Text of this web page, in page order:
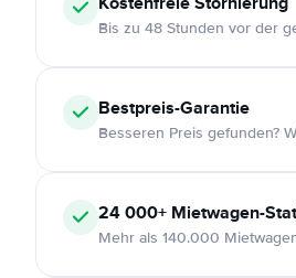
Bis zu 48 Stunden vor der
Bestpreis-Garantie
Besseren Preis gefunden?
24 000+ Mietwagen-
Mehr als 140.000